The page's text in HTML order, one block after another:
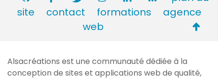
site
contact formations
agence
web
de
Alsacréations est une communauté dédiée à la
conception de sites et applications web de qualité,